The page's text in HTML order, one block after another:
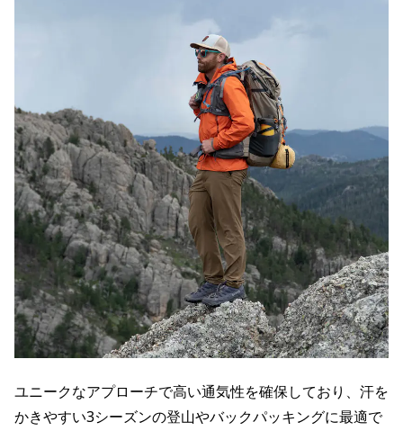
ユニークなアプローチで高い通気性を確保しており、汗を
かきやすい3シーズンの登山やバックパッキングに最適で